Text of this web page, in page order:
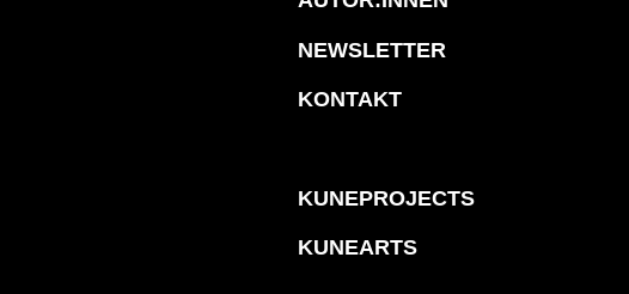
NEWSLETTER
KONTAKT
KUNEPROJECTS
KUNEARTS